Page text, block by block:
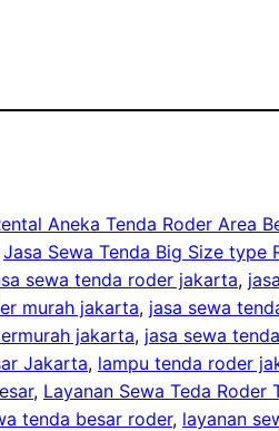
Aneka Tenda Roder Area
Jasa Sewa Tenda Big Size type
sewa tenda roder jakarta,
murah jakarta, jasa sewa
jakarta, jasa sewa
Jakarta, lampu tenda roder
, Layanan Sewa Teda Roder
tenda besar roder, layanan